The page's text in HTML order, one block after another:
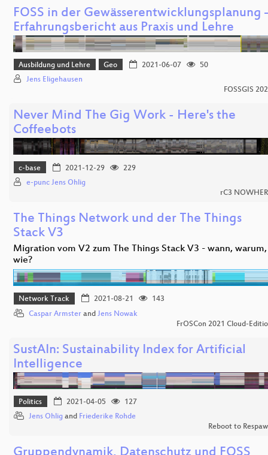
FOSS in der Gewässerentwicklungsplanung
Erfahrungsbericht aus Praxis und Lehre
Ausbildung und Lehre Geo 2021-06-07
50
Jens Eligehausen
FOSSGIS
Never Mind The Gig Work - Here's the
Coffeebots
c-base 2021-12-29
229
e-punc Jens Ohlig
rC3
The Things Network und der The Things
Stack V3
Migration vom V2 zum The Things Stack V3 - wann, warum,
wie?
Network Track 2021-08-21
143
Caspar Armster and Jens Nowak
FrOSCon 2021 Cloud-
SustAIn: Sustainability Index for Artificial
Intelligence
Politics 2021-04-05
127
Jens Ohlig and Friederike Rohde
Reboot to